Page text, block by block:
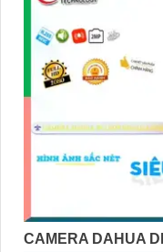
CAMERA DAHUA